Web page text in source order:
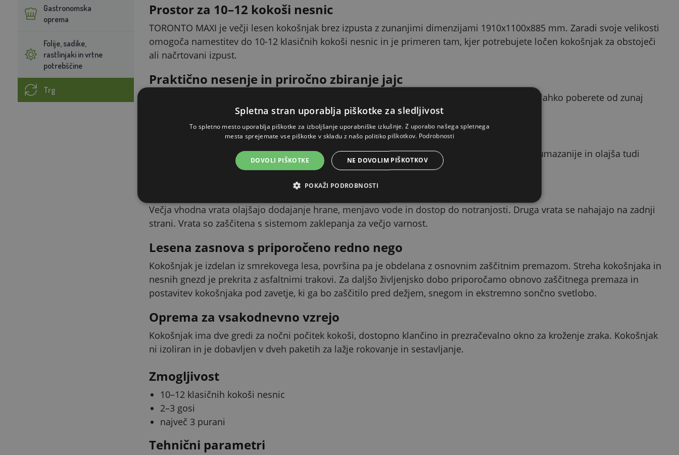
Gastronomska
oprema
Folije, sadike,
rastlinjaki in vrtne
potrebščine
Trg
Prostor za 10–12 kokoši nesnic
TORONTO MAXI je večji lesen kokošnjak brez izpusta z zunanjimi dimenzijami 1910x1100x885 mm. Zaradi svoje velikosti
omogoča namestitev do 10-12 klasičnih kokoši nesnic in je primeren tam, kjer potrebujete ločen kokošnjak za obstoječi
ali načrtovani izpust.
Praktično nesenje in priročno zbiranje jajc
Kokošnjak je opremljen z dvema zunanjima kokošnjakoma s štirimi gnezdi za nesenje. Jajca lahko poberete od zunaj
tako, da preprosto dvignete streho gnezda, ki jo med rokovanjem pritrdite z leseno palico.
Lažje vzdrževanje zaradi zložljivega žleba za gnoj
Za čiščenje se uporablja izvlečna pocinkana posoda za gnoj. Omogoča lažje odstranjevanje umazanije in olajša tudi
redno menjavo stelje, kar boste cenili še posebej pri vsakodnevni negi perutnine.
Dostop do krme, vode in nadzor nad kokošnjakom
Večja vhodna vrata olajšajo dodajanje hrane, menjavo vode in dostop do notranjosti. Druga vrata se nahajajo na zadnji
strani. Vrata so zaščitena s sistemom zaklepanja za večjo varnost.
Lesena zasnova s priporočeno redno nego
Kokošnjak je izdelan iz smrekovega lesa, površina pa je obdelana z osnovnim zaščitnim premazom. Streha kokošnjaka in
nesnih gnezd je prekrita z asfaltnimi trakovi. Za daljšo življenjsko dobo priporočamo obnovo zaščitnega premaza in
postavitev kokošnjaka pod zavetje, ki ga bo zaščitilo pred dežjem, snegom in ekstremno sončno svetlobo.
Oprema za vsakodnevno vzrejo
Kokošnjak ima dve gredi za nočni počitek kokoši, dostopno klančino in prezračevalno okno za kroženje zraka. Kokošnjak
ni izoliran in je dobavljen v dveh paketih za lažje rokovanje in sestavljanje.
Zmogljivost
10–12 klasičnih kokoši nesnic
2–3 gosi
največ 3 purani
Tehnični parametri
Spletna stran uporablja piškotke za sledljivost
To spletno mesto uporablja piškotke za izboljšanje uporabniške izkušnje. Z uporabo našega spletnega
mesta sprejemate vse piškotke v skladu z našo politiko piškotkov. Podrobnosti
DOVOLI PIŠKOTKE NE DOVOLIM PIŠKOTKOV
POKAŽI PODROBNOSTI